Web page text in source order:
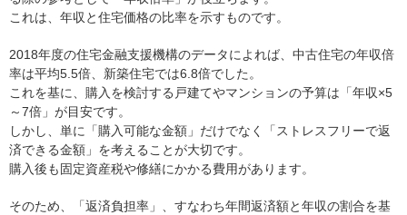
これは、年収と住宅価格の比率を示すものです。
2018年度の住宅金融支援機構のデータによれば、中古住宅の年収倍
率は平均5.5倍、新築住宅では6.8倍でした。
これを基に、購入を検討する戸建てやマンションの予算は「年収×5
～7倍」が目安です。
しかし、単に「購入可能な金額」だけでなく「ストレスフリーで返
済できる金額」を考えることが大切です。
購入後も固定資産税や修繕にかかる費用があります。
そのため、「返済負担率」、すなわち年間返済額と年収の割合を基